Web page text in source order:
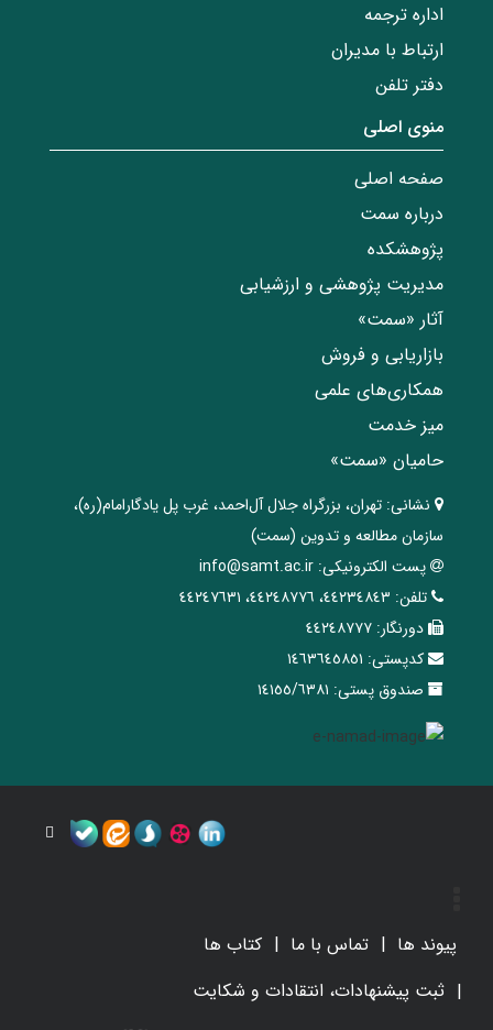
اداره ترجمه
ارتباط با مدیران
دفتر تلفن
منوی اصلی
صفحه اصلی
درباره سمت
پژوهشکده
مدیریت پژوهشی و ارزشیابی
آثار «سمت»
بازاریابی و فروش
همکاری‌های علمی
میز خدمت
حامیان «سمت»
نشانی: تهران، ‌بزرگراه ‌جلال آل‌احمد، غرب پل يادگار‌امام(ره)‌،
سازمان مطالعه و تدوین‌ (سمت)
پست الکترونیکی: info@samt.ac.ir
تلفن: ٤٤٢٣٤٨٤٣، ٤٤٢٤٨٧٧٦، ٤٤٢٤٧٦٣١
دورنگار: ٤٤٢٤٨٧٧٧
کدپستی: ١٤٦٣٦٤٥٨٥١
صندوق پستی: ١٤١٥٥/٦٣٨١
پیوند ها تماس با ما
کتاب ها
ثبت پیشنهادات، انتقادات و شکایت